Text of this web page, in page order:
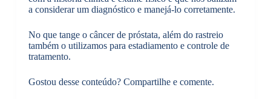
a considerar um diagnóstico e manejá-lo corretamente.
No que tange o câncer de próstata, além do rastreio
também o utilizamos para estadiamento e controle de
tratamento.
Gostou desse conteúdo? Compartilhe e comente.